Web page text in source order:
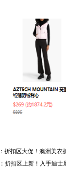
折扣区大促！澳洲美衣
折扣区上新！入手迪士